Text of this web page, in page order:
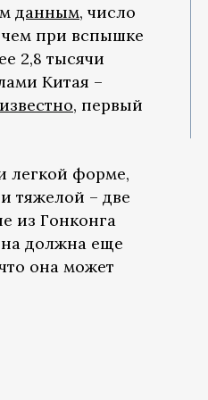
данным, число
чем при вспышке
2,8 тысячи
Китая –
известно, первый
легкой форме,
тяжелой – две
из Гонконга
должна еще
она может